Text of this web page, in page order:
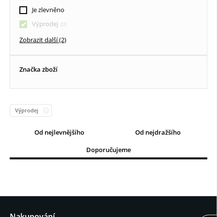
Textilní roletky DEN / NOC
Vertikální žaluzie
Dřevěné žaluzie
Je zlevněno
Výprodej
Zobrazit další (2)
Značka zboží
Výprodej
Doporučujeme
Od nejlevnějšího Od nejdražšího